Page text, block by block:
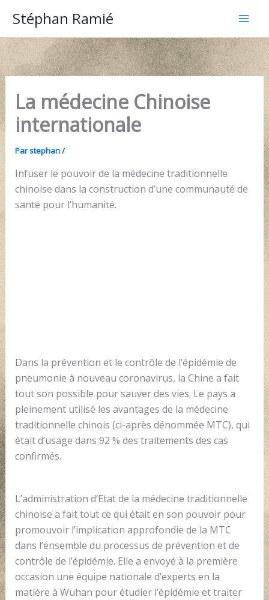
contenu
Stéphan Ramié
La médecine Chinoise
internationale
Parstephan/
Infuser le pouvoir de la médecine traditionnelle
chinoise dans la construction d’une communauté de
santé pour l’humanité.
Dans la prévention et le contrôle de l’épidémie de
pneumonie à nouveau coronavirus, la Chine a fait
tout son possible pour sauver des vies. Le pays a
pleinement utilisé les avantages de la médecine
traditionnelle chinois (ci-après dénommée MTC), qui
était d’usage dans 92 % des traitements des cas
confirmés.
L’administration d’Etat de la médecine traditionnelle
chinoise a fait tout ce qui était en son pouvoir pour
promouvoir l’implication approfondie de la MTC
dans l’ensemble du processus de prévention et de
contrôle de l’épidémie. Elle a envoyé à la première
occasion une équipe nationale d’experts en la
matière à Wuhan pour étudier l’épidémie et traiter